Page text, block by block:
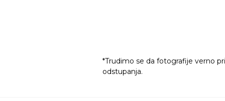
*Trudimo se da fotografije verno
odstupanja.